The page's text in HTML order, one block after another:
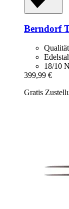
Berndorf
18/10
399,99 €
Gratis